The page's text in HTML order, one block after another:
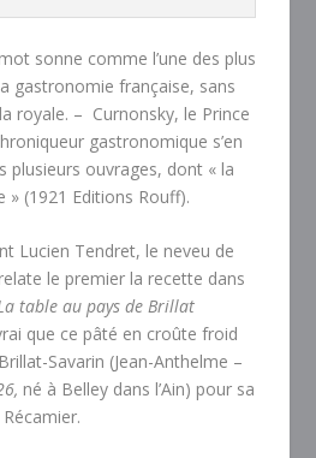
sonne comme l’une des plus
gastronomie française, sans
royale. – Curnonsky, le Prince
gastronomique s’en
plusieurs ouvrages, dont « la
» (1921 Editions Rouff).
Lucien Tendret, le neveu de
le premier la recette dans
table au pays de Brillat
que ce pâté en croûte froid
Savarin (Jean-Anthelme –
né à Belley dans l’Ain) pour sa